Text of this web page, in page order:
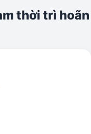
thời trì hoãn